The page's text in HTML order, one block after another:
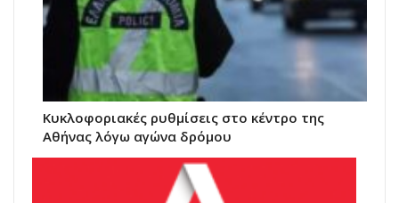
Κυκλοφοριακές ρυθμίσεις στο κέντρο της
Αθήνας λόγω αγώνα δρόμου